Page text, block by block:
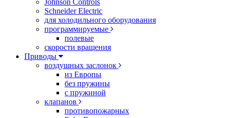
Johnson Controls
Schneider Electric
для холодильного оборудования
программируемые
полевые
скорости вращения
Приводы
воздушных заслонок
из Европы
без пружины
с пружиной
клапанов
противопожарных